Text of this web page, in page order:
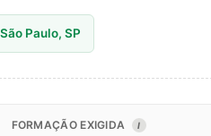
São Paulo, SP
FORMAÇÃO EXIGIDA I